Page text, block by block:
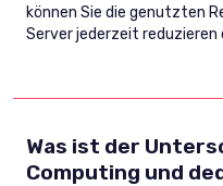
können Sie die genutzten
Server jederzeit reduzieren
Was ist der
Computing und